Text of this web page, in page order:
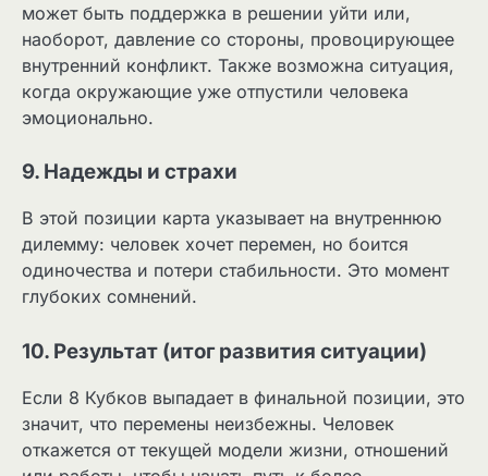
может быть поддержка в решении уйти или,
наоборот, давление со стороны, провоцирующее
внутренний конфликт. Также возможна ситуация,
когда окружающие уже отпустили человека
эмоционально.
9. Надежды и страхи
В этой позиции карта указывает на внутреннюю
дилемму: человек хочет перемен, но боится
одиночества и потери стабильности. Это момент
глубоких сомнений.
10. Результат (итог развития ситуации)
Если 8 Кубков выпадает в финальной позиции, это
значит, что перемены неизбежны. Человек
откажется от текущей модели жизни, отношений